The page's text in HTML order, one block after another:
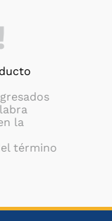
la
término